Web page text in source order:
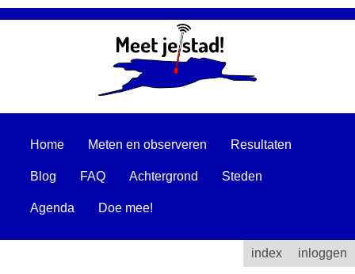
Home Meten en observeren Resultaten
Blog FAQ Achtergrond Steden
Agenda Doe mee!
index inloggen